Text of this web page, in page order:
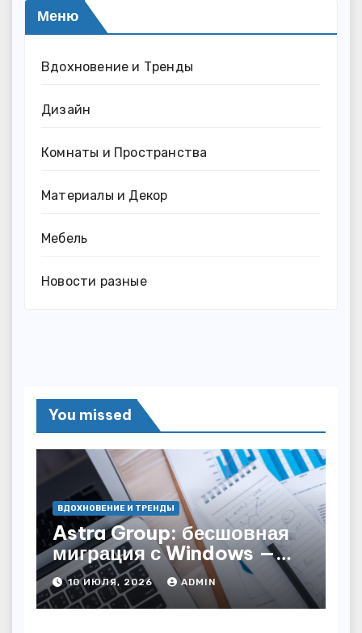
Меню
Вдохновение и Тренды
Дизайн
Комнаты и Пространства
Материалы и Декор
Мебель
Новости разные
You missed
ВДОХНОВЕНИЕ И ТРЕНДЫ
Astra Group: бесшовная
миграция с Windows —
как сохранить бизнес-
непрерывность
10 ИЮЛЯ, 2026 ADMIN